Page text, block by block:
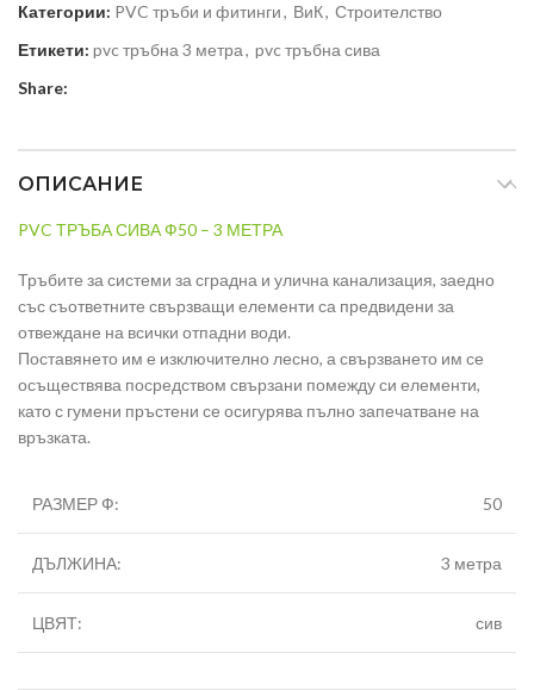
Категории: PVC тръби и фитинги, ВиК, Строителство
Етикети: pvc тръбна 3 метра, pvc тръбна сива
Share:
ОПИСАНИЕ
PVC ТРЪБА СИВА Ф50 – 3 МЕТРА
Тръбите за системи за сградна и улична канализация, заедно
със съответните свързващи елементи са предвидени за
отвеждане на всички отпадни води.
Поставянето им е изключително лесно, а свързването им се
осъществява посредством свързани помежду си елементи,
като с гумени пръстени се осигурява пълно запечатване на
връзката.
РАЗМЕР Ф: 50
ДЪЛЖИНА: 3 метра
ЦВЯТ: сив